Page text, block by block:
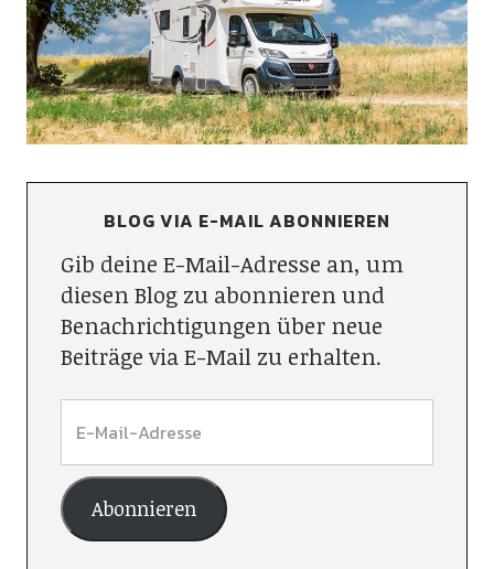
BLOG VIA E-MAIL ABONNIEREN
Gib deine E-Mail-Adresse an, um
diesen Blog zu abonnieren und
Benachrichtigungen über neue
Beiträge via E-Mail zu erhalten.
Abonnieren